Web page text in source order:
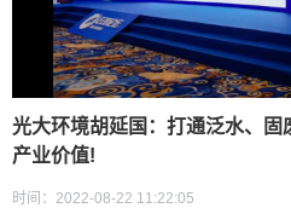
光大环境胡延国：打通泛水、
产业价值!
时间：2022-08-22 11:22:05